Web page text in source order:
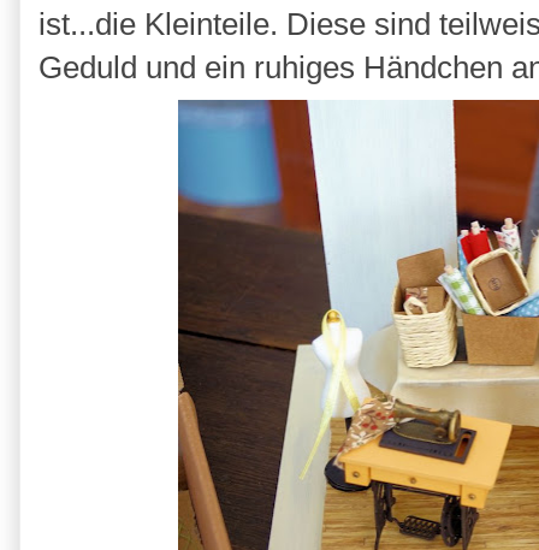
ist...die Kleinteile. Diese sind
Geduld und ein ruhiges Händchen